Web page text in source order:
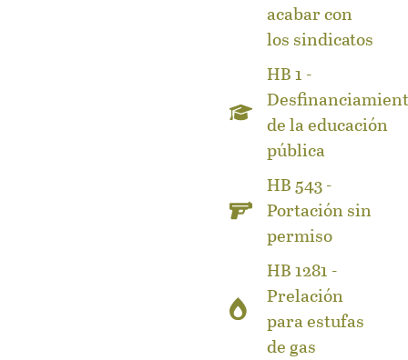
acabar con
los sindicatos
HB 1 -
de la educación
pública
HB 543 -
Portación sin
permiso
HB 1281 -
Prelación
para estufas
de gas